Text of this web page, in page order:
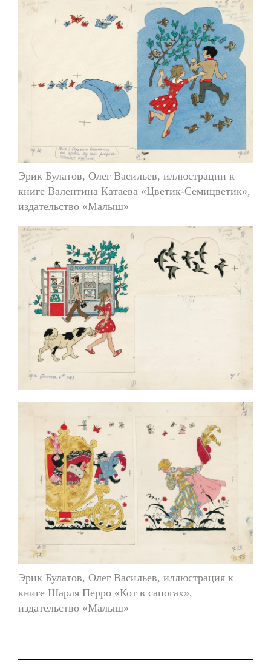
Эрик Булатов, Олег Васильев, иллюстрации к
книге Валентина Катаева «Цветик-Семицветик»,
издательство «Малыш»
Эрик Булатов, Олег Васильев, иллюстрация к
книге Шарля Перро «Кот в сапогах»,
издательство «Малыш»